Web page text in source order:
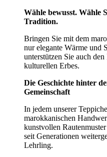
Wähle bewusst. Wähle
Tradition.
Bringen Sie mit dem
nur elegante Wärme und
unterstützen Sie auch
kulturellen Erbes.
Die Geschichte hinter
Gemeinschaft
In jedem unserer
marokkanischen
kunstvollen
seit Generationen
Lehrling.